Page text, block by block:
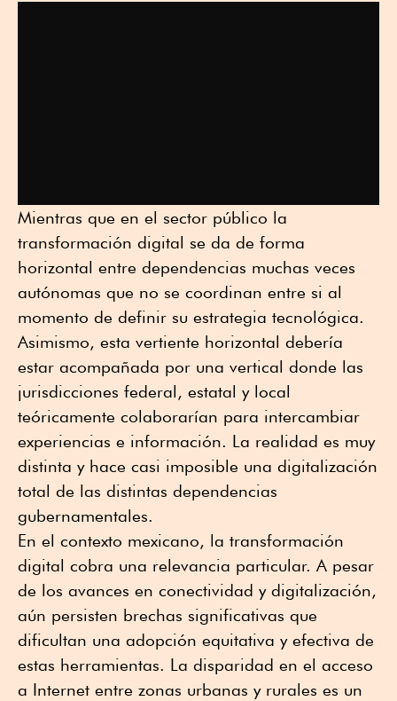
Mientras que en el sector público la
transformación digital se da de forma
horizontal entre dependencias muchas veces
autónomas que no se coordinan entre si al
momento de definir su estrategia tecnológica.
Asimismo, esta vertiente horizontal debería
estar acompañada por una vertical donde las
jurisdicciones federal, estatal y local
teóricamente colaborarían para intercambiar
experiencias e información. La realidad es muy
distinta y hace casi imposible una digitalización
total de las distintas dependencias
gubernamentales.
En el contexto mexicano, la transformación
digital cobra una relevancia particular. A pesar
de los avances en conectividad y digitalización,
aún persisten brechas significativas que
dificultan una adopción equitativa y efectiva de
estas herramientas. La disparidad en el acceso
a Internet entre zonas urbanas y rurales es un